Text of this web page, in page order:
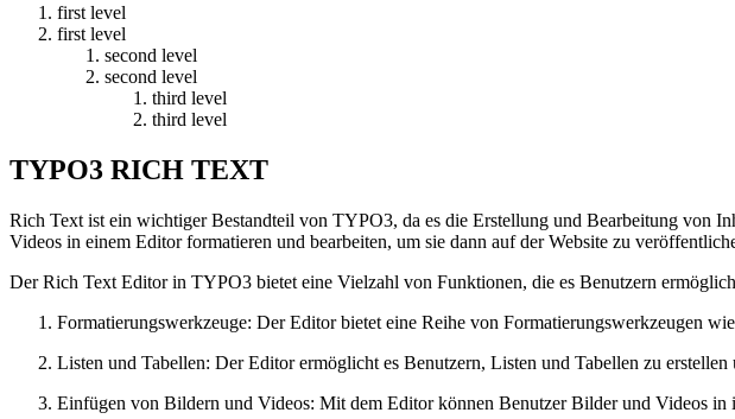
first level
first level
second level
second level
third level
third level
TYPO3 RICH TEXT
Rich Text ist ein wichtiger Bestandteil von TYPO3, da es die Erstellung und Bearbeitung von
Videos in einem Editor formatieren und bearbeiten, um sie dann auf der Website zu
Der Rich Text Editor in TYPO3 bietet eine Vielzahl von Funktionen, die es Benutzern
Formatierungswerkzeuge: Der Editor bietet eine Reihe von Formatierungswerkzeugen
Listen und Tabellen: Der Editor ermöglicht es Benutzern, Listen und Tabellen zu erstellen
Einfügen von Bildern und Videos: Mit dem Editor können Benutzer Bilder und Videos